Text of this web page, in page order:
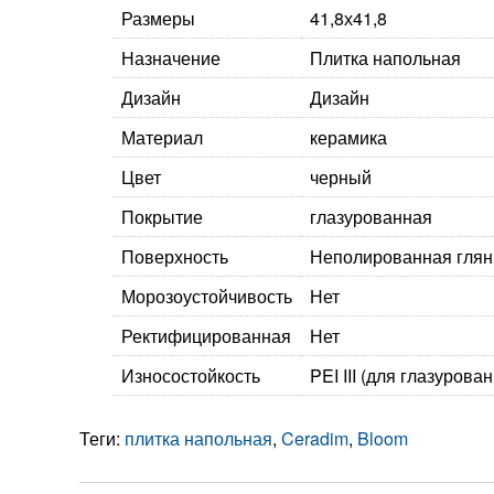
Размеры
41,8х41,8
Назначение
Плитка напольная
Дизайн
Дизайн
Материал
керамика
Цвет
черный
Покрытие
глазурованная
Поверхность
Неполированная
Морозоустойчивость
Нет
Ректифицированная
Нет
Износостойкость
PEI III (для
Теги: плитка напольная, Ceradim, Bloom